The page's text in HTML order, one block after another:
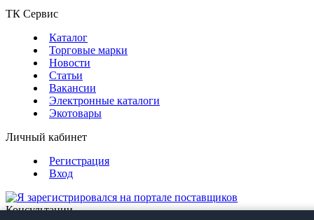
ТК Сервис
Каталог
Торговые марки
Новости
Статьи
Вакансии
Электронные каталоги
Экотовары
Личный кабинет
Регистрация
Вход
Консультации